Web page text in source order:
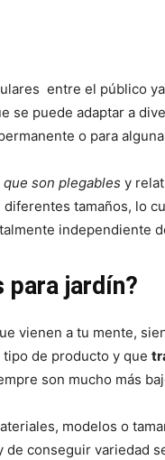
entre el público
se puede adaptar a
o para
son plegables y
tamaños, lo
independiente
para jardín?
vienen a tu mente,
de producto y que
son mucho más
modelos o
conseguir variedad